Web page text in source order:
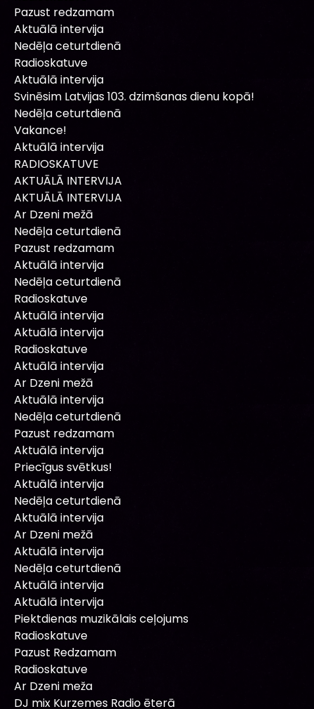
Pazust redzamam
Aktuālā intervija
Nedēļa ceturtdienā
Radioskatuve
Aktuālā intervija
Svinēsim Latvijas 103. dzimšanas dienu kopā!
Nedēļa ceturtdienā
Vakance!
Aktuālā intervija
RADIOSKATUVE
AKTUĀLĀ INTERVIJA
AKTUĀLĀ INTERVIJA
Ar Dzeni mežā
Nedēļa ceturtdienā
Pazust redzamam
Aktuālā intervija
Nedēļa ceturtdienā
Radioskatuve
Aktuālā intervija
Aktuālā intervija
Radioskatuve
Aktuālā intervija
Ar Dzeni mežā
Aktuālā intervija
Nedēļa ceturtdienā
Pazust redzamam
Aktuālā intervija
Priecīgus svētkus!
Aktuālā intervija
Nedēļa ceturtdienā
Aktuālā intervija
Ar Dzeni mežā
Aktuālā intervija
Nedēļa ceturtdienā
Aktuālā intervija
Aktuālā intervija
Piektdienas muzikālais ceļojums
Radioskatuve
Pazust Redzamam
Radioskatuve
Ar Dzeni meža
DJ mix Kurzemes Radio ēterā